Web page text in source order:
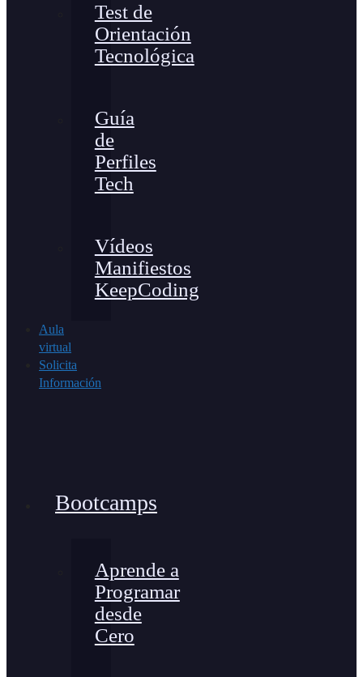
Test de
Orientación
Tecnológica
Guía
de
Perfiles
Tech
Vídeos
Manifiestos
KeepCoding
Aula
virtual
Solicita
Información
Bootcamps
Aprende a
Programar
desde
Cero